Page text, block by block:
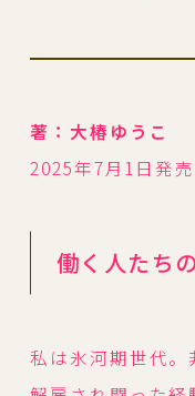
著：大椿ゆうこ
2025年7月1日発売
働く人たち
私は氷河期世代。